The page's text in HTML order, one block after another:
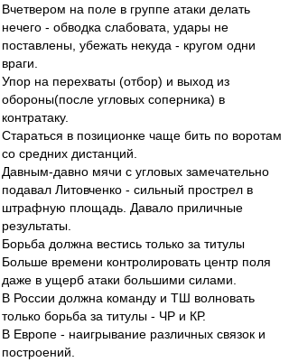
Вчетвером на поле в группе атаки делать
нечего - обводка слабовата, удары не
поставлены, убежать некуда - кругом одни
враги.
Упор на перехваты (отбор) и выход из
обороны(после угловых соперника) в
контратаку.
Стараться в позиционке чаще бить по воротам
со средних дистанций.
Давным-давно мячи с угловых замечательно
подавал Литовченко - сильный прострел в
штрафную площадь. Давало приличные
результаты.
Борьба должна вестись только за титулы
Больше времени контролировать центр поля
даже в ущерб атаки большими силами.
В России должна команду и ТШ волновать
только борьба за титулы - ЧР и КР.
В Европе - наигрывание различных связок и
построений.